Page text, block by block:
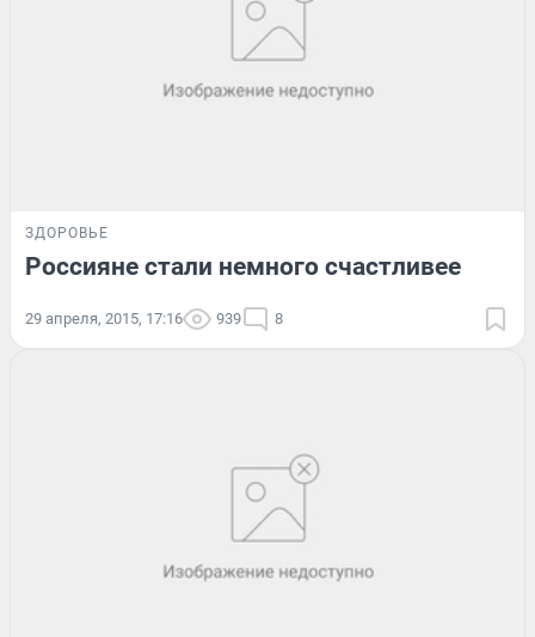
ЗДОРОВЬЕ
Россияне стали немного счастливее
29 апреля, 2015, 17:16 939 8